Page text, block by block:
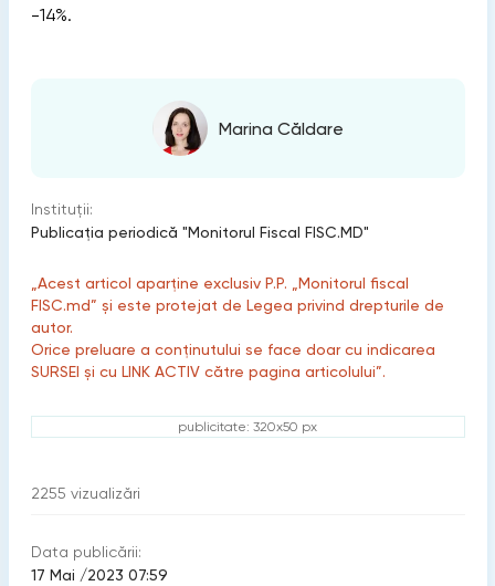
-14%.
Marina Căldare
Instituții:
Publicaţia periodică "Monitorul Fiscal FISC.MD"
„Acest articol aparține exclusiv P.P. „Monitorul fiscal
FISC.md” și este protejat de Legea privind drepturile de
autor.
Orice preluare a conținutului se face doar cu indicarea
SURSEI și cu LINK ACTIV către pagina articolului”.
publicitate: 320x50 px
2255 vizualizări
Data publicării:
17 Mai /2023 07:59